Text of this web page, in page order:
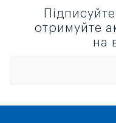
отримуйте
на